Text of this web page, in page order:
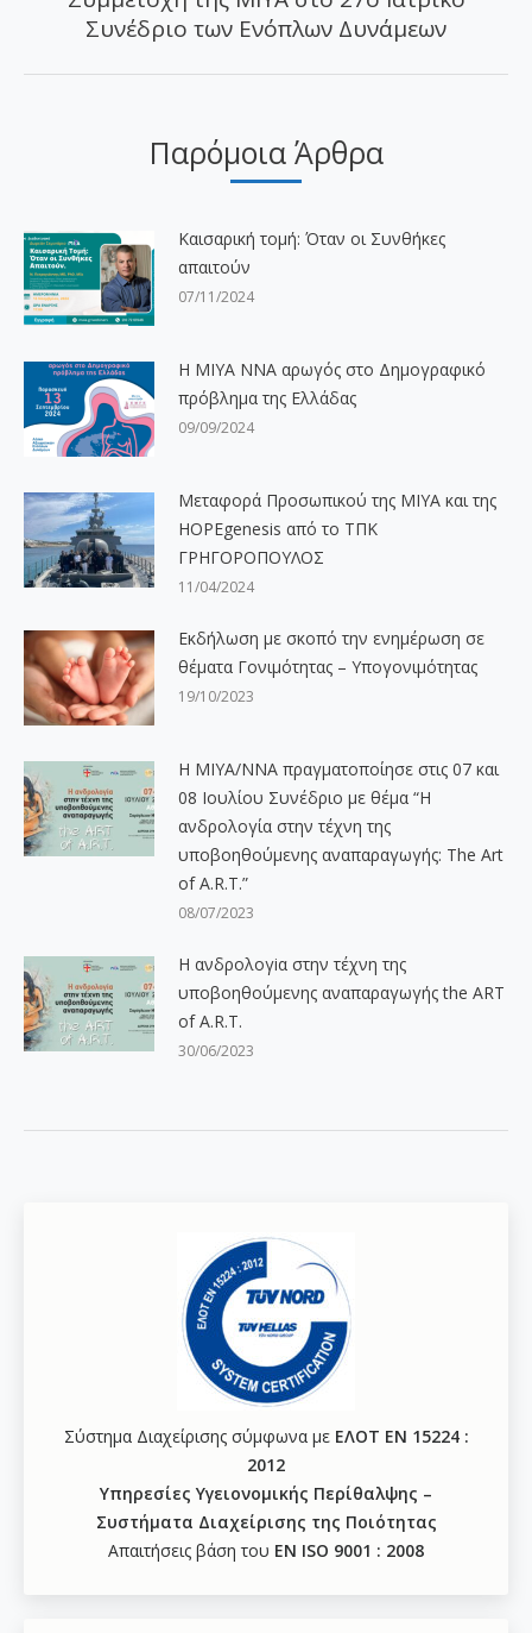
Επόμενο
άρθρο:
Συνέδριο των Ενόπλων Δυνάμεων
Παρόμοια Άρθρα
Καισαρική τομή: Όταν οι Συνθήκες
απαιτούν
07/11/2024
H ΜΙΥΑ ΝΝΑ αρωγός στο Δημογραφικό
πρόβλημα της Ελλάδας
09/09/2024
Μεταφορά Προσωπικού της ΜΙΥΑ και της
HOPEgenesis από το ΤΠΚ
ΓΡΗΓΟΡΟΠΟΥΛΟΣ
11/04/2024
Εκδήλωση με σκοπό την ενημέρωση σε
θέματα Γονιμότητας – Υπογονιμότητας
19/10/2023
Η ΜΙΥΑ/ΝΝΑ πραγματοποίησε στις 07 και
08 Ιουλίου Συνέδριο με θέμα “Η
ανδρολογία στην τέχνη της
υποβοηθούμενης αναπαραγωγής: The Art
of A.R.T.”
08/07/2023
Η ανδρολογiα στην τέχνη της
υποβοηθούμενης αναπαραγωγής the ART
of A.R.T.
30/06/2023
Σύστημα Διαχείρισης σύμφωνα με ΕΛΟΤ ΕΝ 15224 :
2012
Υπηρεσίες Υγειονομικής Περίθαλψης –
Συστήματα Διαχείρισης της Ποιότητας
Απαιτήσεις βάση του ΕΝ ISO 9001 : 2008